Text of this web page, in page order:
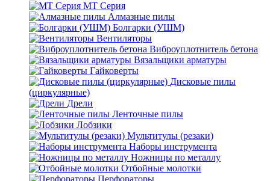
MT Серия
Алмазные пилы
Болгарки (УШМ)
Вентиляторы
Виброуплотнитель бетона
Вязальщики арматуры
Гайковерты
Дисковые пилы
(циркулярные)
Дрели
Ленточные пилы
Лобзики
Мультитулы (резаки)
Наборы инструмента
Ножницы по металлу
Отбойные молотки
Перфораторы